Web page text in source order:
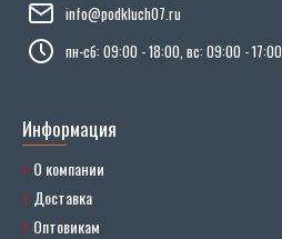
info@podkluch07.ru
пн-сб: 09:00 - 18:00, вс: 09:00 - 17:00
Информация
О компании
Доставка
Оптовикам